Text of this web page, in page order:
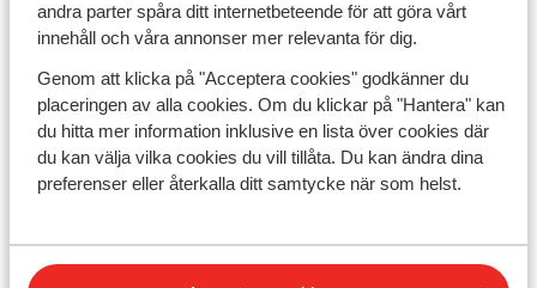
andra parter spåra ditt internetbeteende för att göra vårt
innehåll och våra annonser mer relevanta för dig.
Genom att klicka på "Acceptera cookies" godkänner du
placeringen av alla cookies. Om du klickar på "Hantera" kan
du hitta mer information inklusive en lista över cookies där
du kan välja vilka cookies du vill tillåta. Du kan ändra dina
preferenser eller återkalla ditt samtycke när som helst.
bekvämligheter för både stora och små. Många hotell
har poolområden för barn, aktivitetsklubbar och
inclusive-paket som gör semestern enkel och
bekymmersfriför hela familjen. Filtrera resor efter dina
önskemål för att hitta barnvänliga hotell med
faciliteter som passar familjelivet. Oavsett om ni är ute
efter spännande utflykter eller avkoppling på hotellet
finns det alternativ för alla.Boka din sista minuten-
att minnas!